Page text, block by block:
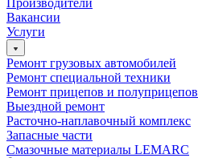
Производители
Вакансии
Услуги
Ремонт грузовых автомобилей
Ремонт специальной техники
Ремонт прицепов и полуприцепов
Выездной ремонт
Расточно-наплавочный комплекс
Запасные части
Смазочные материалы LEMARC